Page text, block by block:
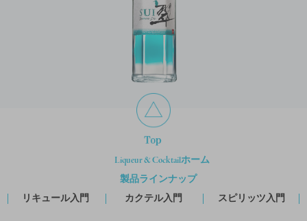
Liqueur & Cocktailホーム
製品ラインナップ
リキュール入門 カクテル入門 スピリッツ入門